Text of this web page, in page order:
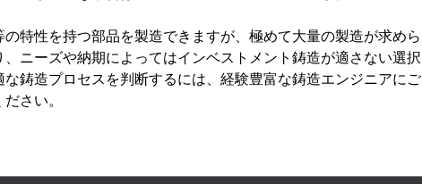
特性を持つ部品を製造できますが、極めて大量の製造が求めら
ニーズや納期によってはインベストメント鋳造が適さない選択
鋳造プロセスを判断するには、経験豊富な鋳造エンジニアにご
さい。